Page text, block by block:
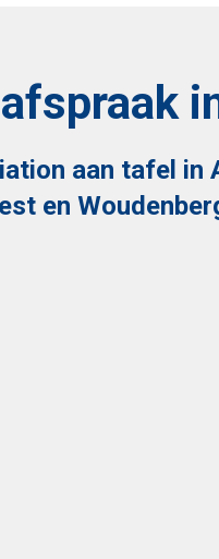
aan tafel
en